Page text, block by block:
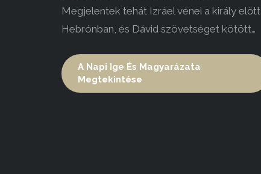
Megjelentek tehát Izráel vénei a király előtt
Hebrónban, és Dávid szövetséget kötött…
A Napi Ige És Magyarázata
Megtekintése